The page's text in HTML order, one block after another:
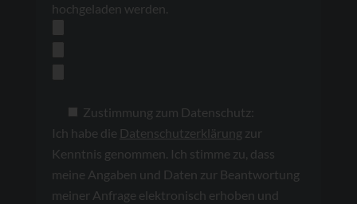
hochgeladen werden.
Zustimmung zum Datenschutz:
Ich habe die Datenschutzerklärungzur
Kenntnis genommen. Ich stimme zu, dass
meine Angaben und Daten zur Beantwortung
meiner Anfrage elektronisch erhoben und